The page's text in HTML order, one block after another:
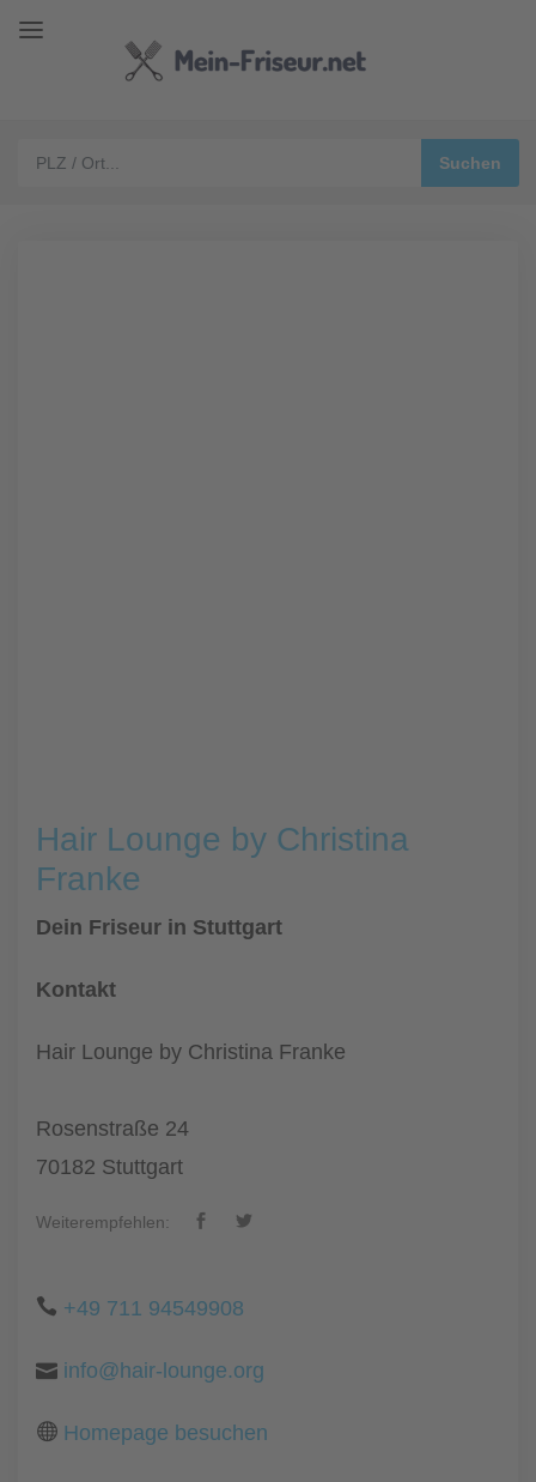
Hair Lounge by Christina
Franke
Dein Friseur in Stuttgart
Kontakt
Hair Lounge by Christina Franke
Rosenstraße 24
70182 Stuttgart
Weiterempfehlen:
+49 711 94549908
info@hair-lounge.org
Homepage besuchen